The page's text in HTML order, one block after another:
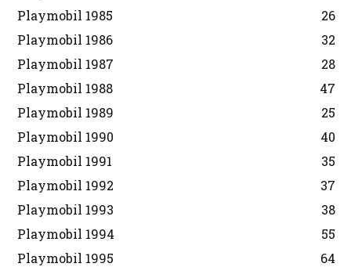
Playmobil 1985
26
Playmobil 1986
32
Playmobil 1987
28
Playmobil 1988
47
Playmobil 1989
25
Playmobil 1990
40
Playmobil 1991
35
Playmobil 1992
37
Playmobil 1993
38
Playmobil 1994
55
Playmobil 1995
64